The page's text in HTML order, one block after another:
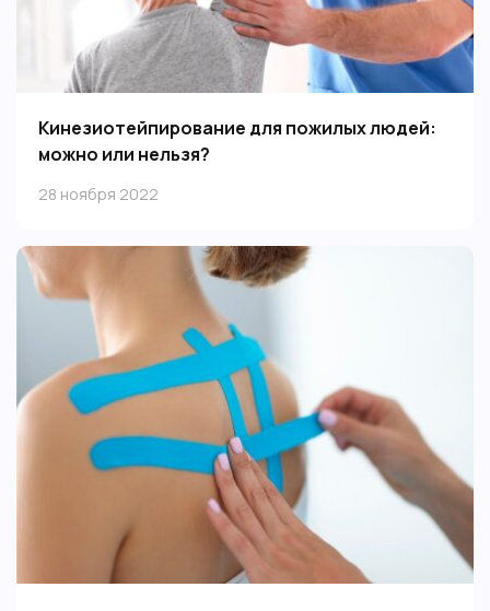
Кинезиотейпирование для пожилых людей:
можно или нельзя?
способ воздействия на мышцы, кожные ткани и
28 ноября 2022